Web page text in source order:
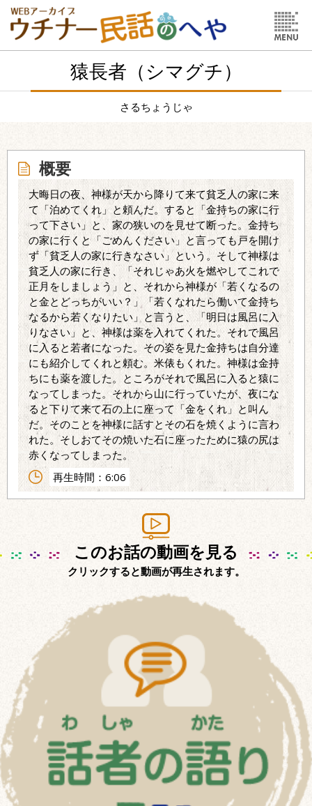
猿長者（シマグチ）
さるちょうじゃ
概要
大晦日の夜、神様が天から降りて来て貧乏人の家に来
て「泊めてくれ」と頼んだ。すると「金持ちの家に行
って下さい」と、家の狭いのを見せて断った。金持ち
の家に行くと「ごめんください」と言っても戸を開け
ず「貧乏人の家に行きなさい」という。そして神様は
貧乏人の家に行き、「それじゃあ火を燃やしてこれで
正月をしましょう」と、それから神様が「若くなるの
と金とどっちがいい？」「若くなれたら働いて金持ち
なるから若くなりたい」と言うと、「明日は風呂に入
りなさい」と、神様は薬を入れてくれた。それで風呂
に入ると若者になった。その姿を見た金持ちは自分達
にも紹介してくれと頼む。米俵もくれた。神様は金持
ちにも薬を渡した。ところがそれで風呂に入ると猿に
なってしまった。それから山に行っていたが、夜にな
ると下りて来て石の上に座って「金をくれ」と叫ん
だ。そのことを神様に話すとその石を焼くように言わ
れた。そしおてその焼いた石に座ったために猿の尻は
赤くなってしまった。
再生時間：6:06
このお話の動画を見る
クリックすると動画が再生されます。